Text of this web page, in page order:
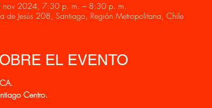
nov 2024, 7:30 p. m. – 8:30 p. m.
de Jesús 208, Santiago, Región Metropolitana, Chile
EL EVENTO
Centro.